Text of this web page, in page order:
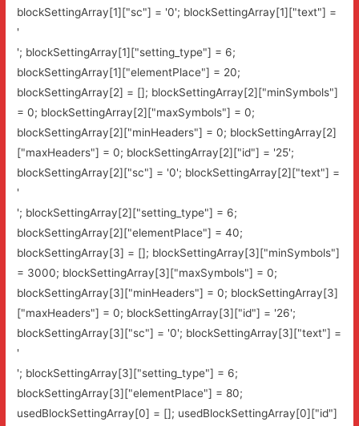
blockSettingArray[1]["sc"] = '0'; blockSettingArray[1]["text"] =
'
'; blockSettingArray[1]["setting_type"] = 6;
blockSettingArray[1]["elementPlace"] = 20;
blockSettingArray[2] = []; blockSettingArray[2]["minSymbols"]
= 0; blockSettingArray[2]["maxSymbols"] = 0;
blockSettingArray[2]["minHeaders"] = 0; blockSettingArray[2]
["maxHeaders"] = 0; blockSettingArray[2]["id"] = '25';
blockSettingArray[2]["sc"] = '0'; blockSettingArray[2]["text"] =
'
'; blockSettingArray[2]["setting_type"] = 6;
blockSettingArray[2]["elementPlace"] = 40;
blockSettingArray[3] = []; blockSettingArray[3]["minSymbols"]
= 3000; blockSettingArray[3]["maxSymbols"] = 0;
blockSettingArray[3]["minHeaders"] = 0; blockSettingArray[3]
["maxHeaders"] = 0; blockSettingArray[3]["id"] = '26';
blockSettingArray[3]["sc"] = '0'; blockSettingArray[3]["text"] =
'
'; blockSettingArray[3]["setting_type"] = 6;
blockSettingArray[3]["elementPlace"] = 80;
usedBlockSettingArray[0] = []; usedBlockSettingArray[0]["id"]